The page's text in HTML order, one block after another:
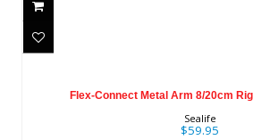
$59.95
Flex-Connect Metal Arm 8/20cm
Sealife
$59.95